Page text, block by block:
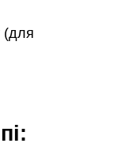
(для